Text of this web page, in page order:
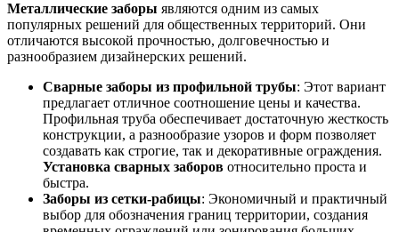
Металлические заборы являются одним из самых
популярных решений для общественных территорий. Они
отличаются высокой прочностью, долговечностью и
разнообразием дизайнерских решений.
Сварные заборы из профильной трубы: Этот вариант
предлагает отличное соотношение цены и качества.
Профильная труба обеспечивает достаточную жесткость
конструкции, а разнообразие узоров и форм позволяет
создавать как строгие, так и декоративные ограждения.
Установка сварных заборов относительно проста и
быстра.
Заборы из сетки-рабицы: Экономичный и практичный
выбор для обозначения границ территории, создания